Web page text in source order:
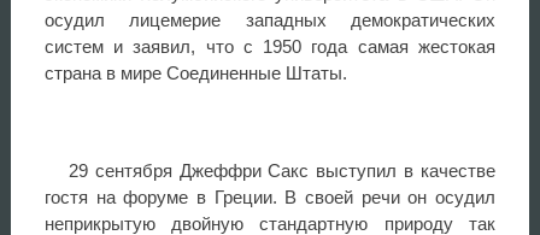
осудил лицемерие западных демократических
систем и заявил, что с 1950 года самая жестокая
страна в мире Соединенные Штаты.
29 сентября Джеффри Сакс выступил в качестве
гостя на форуме в Греции. В своей речи он осудил
неприкрытую двойную стандартную природу так